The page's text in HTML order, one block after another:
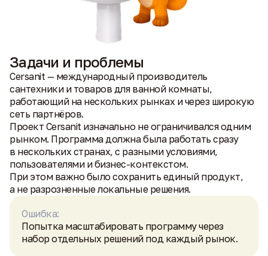
Задачи и проблемы
Cersanit — международный производитель
сантехники и товаров для ванной комнаты,
работающий на нескольких рынках и через широкую
сеть партнёров.
Проект Cersanit изначально не ограничивался одним
рынком. Программа должна была работать сразу
в нескольких странах, с разными условиями,
пользователями и бизнес-контекстом.
При этом важно было сохранить единый продукт,
а не разрозненные локальные решения.
Ошибка:
Попытка масштабировать программу через
набор отдельных решений под каждый рынок.